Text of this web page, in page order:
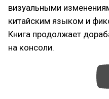
визуальными
китайским языком и
Книга продолжает
на консоли.